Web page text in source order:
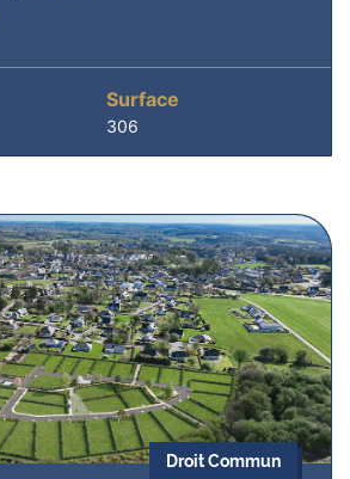
Surface
306
Droit Commun